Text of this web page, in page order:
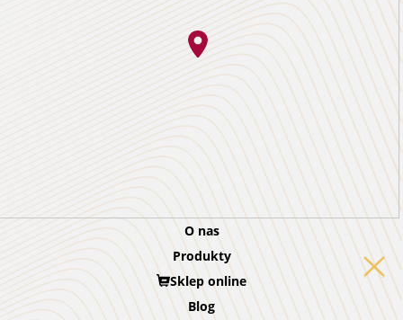
O nas
Produkty
Sklep online
Blog